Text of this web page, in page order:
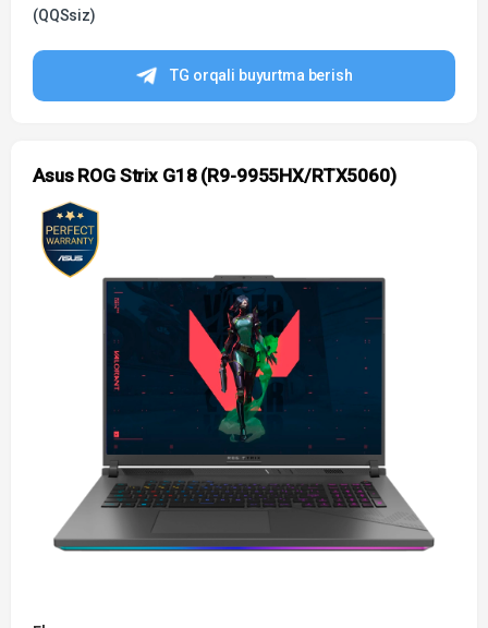
(QQSsiz)
TG orqali buyurtma berish
Asus ROG Strix G18 (R9-9955HX/RTX5060)